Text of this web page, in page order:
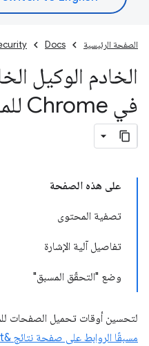
الصفحة الرئيسية Docs
الخادم الوكيل
في Chrome للمشرفين على الشبكة
على هذه الصفحة
تصفية المحتوى
تفاصيل آلية الإشارة
وضع "التحقّق المسبق"
لتحسين أوقات تحميل الصفحات
مسبقًا الروابط على صفحة نتائج &quot;بحث Google&quot;